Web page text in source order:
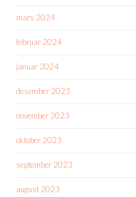
mars 2024
februar 2024
januar 2024
desember 2023
november 2023
oktober 2023
september 2023
august 2023